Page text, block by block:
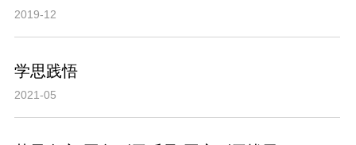
2019-12
学思践悟
2021-05